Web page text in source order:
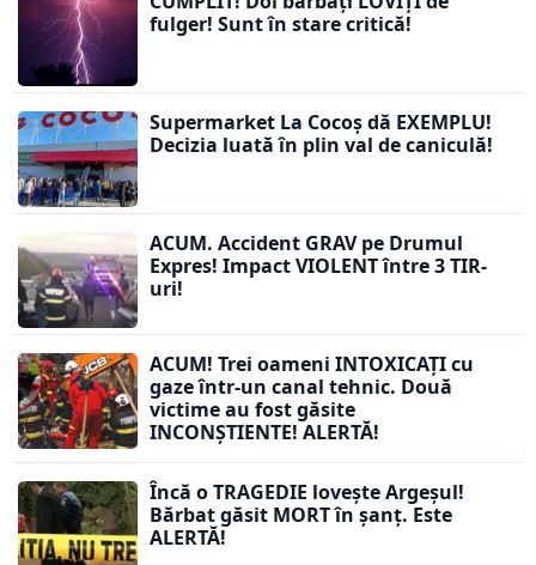
fulger! Sunt în stare critică!
Supermarket La Cocoș dă EXEMPLU!
Decizia luată în plin val de caniculă!
ACUM. Accident GRAV pe Drumul
Expres! Impact VIOLENT între 3 TIR-
uri!
ACUM! Trei oameni INTOXICAȚI cu
gaze într-un canal tehnic. Două
victime au fost găsite
INCONȘTIENTE! ALERTĂ!
Încă o TRAGEDIE lovește Argeșul!
Bărbat găsit MORT în șanț. Este
ALERTĂ!